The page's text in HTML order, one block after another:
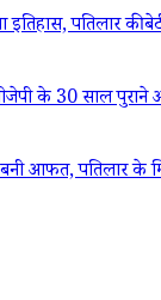
इतिहास, पतिलार की
के 30 साल
पतिलार के